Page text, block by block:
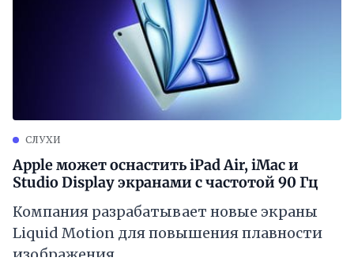
СЛУХИ
Apple может оснастить iPad Air, iMac и
Studio Display экранами с частотой 90 Гц
Компания разрабатывает новые экраны
Liquid Motion для повышения плавности
изображения